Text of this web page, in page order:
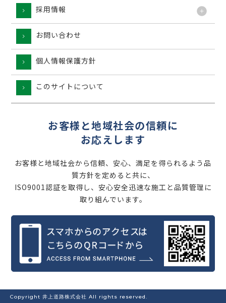
採用情報
お問い合わせ
個人情報保護方針
このサイトについて
お客様と地域社会の信頼に
お応えします
お客様と地域社会から信頼、安心、満足を得られるよう品
質方針を定めると共に、
ISO9001認証を取得し、安心安全迅速な施工と品質管理に
取り組んでいます。
Copyright 井上道路株式会社 All rights reserved.